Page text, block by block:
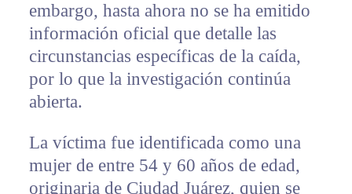
embargo, hasta ahora no se ha emitido
información oficial que detalle las
circunstancias específicas de la caída,
por lo que la investigación continúa
abierta.
La víctima fue identificada como una
mujer de entre 54 y 60 años de edad,
originaria de Ciudad Juárez, quien se